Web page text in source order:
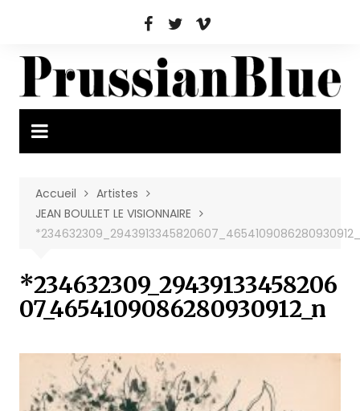
Accueil
Artistes
JEAN BOULLET LE VISIONNAIRE
*234632309_29439133458206
07_4654109086280930912_n